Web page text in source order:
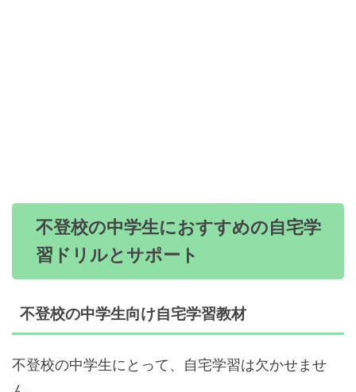
不登校の中学生におすすめの自宅学
習ドリルとサポート
不登校の中学生向け自宅学習教材
不登校の中学生にとって、自宅学習は欠かせませ